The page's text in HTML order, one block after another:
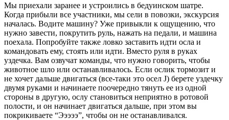
Мы приехали заранее и устроились в бедуинском шатре.
Когда прибыли все участники, мы сели в повозки, экскурсия
началась. Водите машину? Уже привыкли к ощущению, что
нужно завести, покрутить руль, нажать на педали, и машина
поехала. Попробуйте также ловко заставить идти осла и
командовать ему, стоять или идти. Вместо руля в руках
уздечка. Вам озвучат команды, что нужно говорить, чтобы
животное шло или останавливалось. Если ослик тормозит и
не хочет дальше двигаться (все-таки это осел J) берете уздечку
двумя руками и начинаете поочередно тянуть ее из одной
стороны в другую, ослу становиться неприятно в ротовой
полости, и он начинает двигаться дальше, при этом вы
покрикиваете “Эээээ”, чтобы он не останавливался.